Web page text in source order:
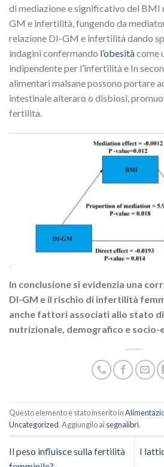
di mediazione e significativo del BMI
GM e infertilità, fungendo da
relazione DI-GM e infertilità dando
indagini confermando l’obesitàcome
indipendente per l’infertilità e In
alimentari malsane possono portare
intestinale alteraro o disbiosi,
fertilita.
In conclusione si evidenzia una
DI-GM e il rischio di infertilità
anche fattori associati allo stato
nutrizionale, demografico e socio-
Questo elemento è stato inserito in
Uncategorized. Aggiungilo aisegnalibri.
Il peso influisce sulla fertilità
I